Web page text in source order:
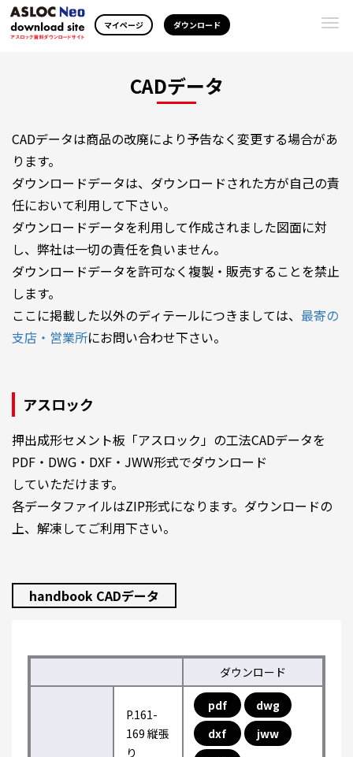
マイページ ダウンロード
CADデータ
CADデータは商品の改廃により予告なく変更する場合があ
ります。
ダウンロードデータは、ダウンロードされた方が自己の責
任において利用して下さい。
ダウンロードデータを利用して作成されました図面に対
し、弊社は一切の責任を負いません。
ダウンロードデータを許可なく複製・販売することを禁止
します。
ここに掲載した以外のディテールにつきましては、 最寄の
支店・営業所にお問い合わせ下さい。
アスロック
押出成形セメント板「アスロック」の工法CADデータを
PDF・DWG・DXF・JWW形式でダウンロード
していただけます。
各データファイルはZIP形式になります。ダウンロードの
上、解凍してご利用下さい。
handbook CADデータ
ダウンロード
P.161-
169 縦張
り
pdf
dwg
dxf
jww